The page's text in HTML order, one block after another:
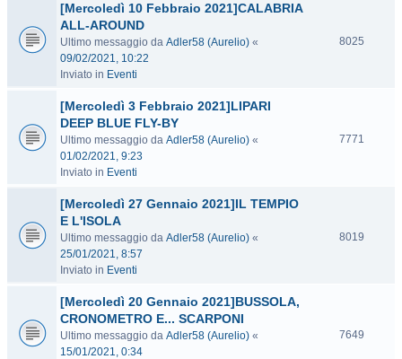
[Mercoledì 10 Febbraio 2021]CALABRIA
ALL-AROUND
Ultimo messaggio da Adler58 (Aurelio) «
09/02/2021, 10:22
Inviato in Eventi
8025
[Mercoledì 3 Febbraio 2021]LIPARI
DEEP BLUE FLY-BY
Ultimo messaggio da Adler58 (Aurelio) «
01/02/2021, 9:23
Inviato in Eventi
7771
[Mercoledì 27 Gennaio 2021]IL TEMPIO
E L'ISOLA
Ultimo messaggio da Adler58 (Aurelio) «
25/01/2021, 8:57
Inviato in Eventi
8019
[Mercoledì 20 Gennaio 2021]BUSSOLA,
CRONOMETRO E... SCARPONI
Ultimo messaggio da Adler58 (Aurelio) «
15/01/2021, 0:34
7649